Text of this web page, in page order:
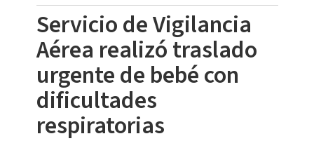
Servicio de Vigilancia
Aérea realizó traslado
urgente de bebé con
dificultades
respiratorias